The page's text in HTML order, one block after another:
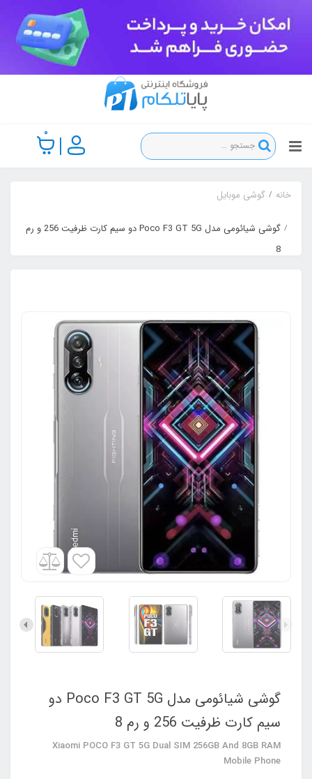
0
خانه گوشی موبایل
گوشی شیائومی مدل Poco F3 GT 5G دو سیم‌ کارت ظرفیت 256 و رم
8
گوشی شیائومی مدل Poco F3 GT 5G دو
سیم‌ کارت ظرفیت 256 و رم 8
Xiaomi POCO F3 GT 5G Dual SIM 256GB And 8GB RAM
Mobile Phone